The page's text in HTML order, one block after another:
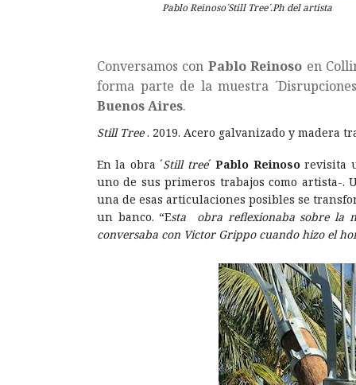
Pablo Reinoso´Still Tree´.Ph del artista
Conversamos con Pablo Reinoso en
forma parte de la muestra
Buenos Aires.
Still Tree. 2019. Acero galvanizado y madera
En la obra ´Still tree´Pablo Reinosorevisita
uno de sus primeros trabajos como artista-
una de esas articulaciones posibles se
un banco. “Esta obra reflexionaba sobre la
conversaba con Victor Grippo cuando hizo el